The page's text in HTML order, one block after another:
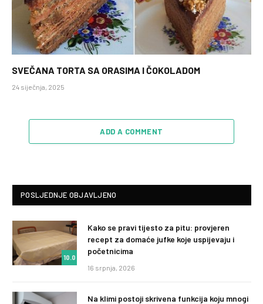
SVEČANA TORTA SA ORASIMA I ČOKOLADOM
24 siječnja, 2025
ADD A COMMENT
POSLJEDNJE OBJAVLJENO
10.0
Kako se pravi tijesto za pitu: provjeren
recept za domaće jufke koje uspijevaju i
početnicima
16 srpnja, 2026
Na klimi postoji skrivena funkcija koju mnogi